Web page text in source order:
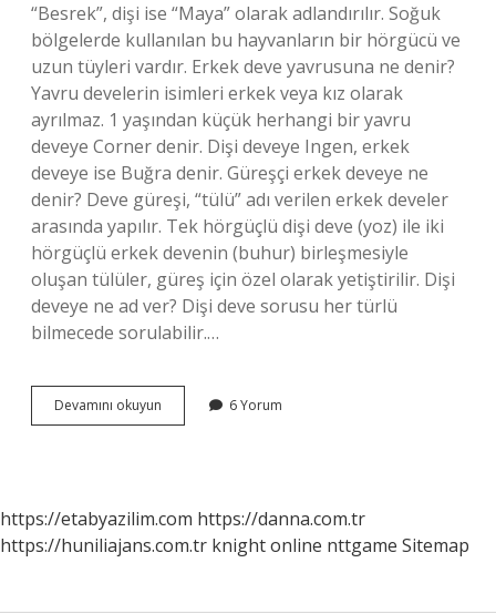
“Besrek”, dişi ise “Maya” olarak adlandırılır. Soğuk
bölgelerde kullanılan bu hayvanların bir hörgücü ve
uzun tüyleri vardır. Erkek deve yavrusuna ne denir?
Yavru develerin isimleri erkek veya kız olarak
ayrılmaz. 1 yaşından küçük herhangi bir yavru
deveye Corner denir. Dişi deveye Ingen, erkek
deveye ise Buğra denir. Güreşçi erkek deveye ne
denir? Deve güreşi, “tülü” adı verilen erkek develer
arasında yapılır. Tek hörgüçlü dişi deve (yoz) ile iki
hörgüçlü erkek devenin (buhur) birleşmesiyle
oluşan tülüler, güreş için özel olarak yetiştirilir. Dişi
deveye ne ad ver? Dişi deve sorusu her türlü
bilmecede sorulabilir.…
Devamını okuyun
Deveye
6 Yorum
https://etabyazilim.com https://danna.com.tr
https://huniliajans.com.tr knight online nttgame Sitemap